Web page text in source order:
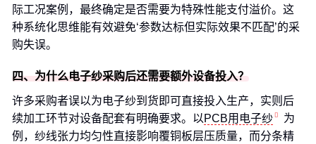
际工况案例，最终确定是否需要为特殊性能支付溢价。这
种系统化思维能有效避免‘参数达标但实际效果不匹配’的采
购失误。
四、为什么电子纱采购后还需要额外设备投入？
许多采购者误以为电子纱到货即可直接投入生产，实则后
续加工环节对设备配套有明确要求。以PCB用电子纱
为
例，纱线张力均匀性直接影响覆铜板层压质量，而分条精